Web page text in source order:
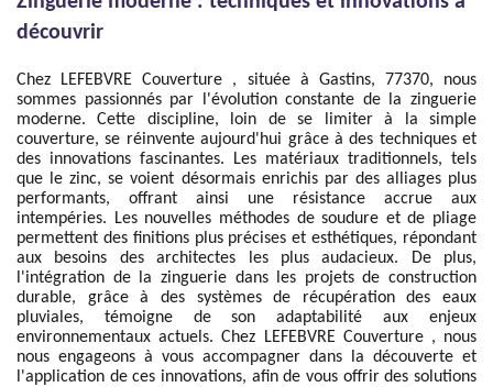
découvrir
Chez LEFEBVRE Couverture , située à Gastins, 77370, nous
sommes passionnés par l'évolution constante de la zinguerie
moderne. Cette discipline, loin de se limiter à la simple
couverture, se réinvente aujourd'hui grâce à des techniques et
des innovations fascinantes. Les matériaux traditionnels, tels
que le zinc, se voient désormais enrichis par des alliages plus
performants, offrant ainsi une résistance accrue aux
intempéries. Les nouvelles méthodes de soudure et de pliage
permettent des finitions plus précises et esthétiques, répondant
aux besoins des architectes les plus audacieux. De plus,
l'intégration de la zinguerie dans les projets de construction
durable, grâce à des systèmes de récupération des eaux
pluviales, témoigne de son adaptabilité aux enjeux
environnementaux actuels. Chez LEFEBVRE Couverture , nous
nous engageons à vous accompagner dans la découverte et
l'application de ces innovations, afin de vous offrir des solutions